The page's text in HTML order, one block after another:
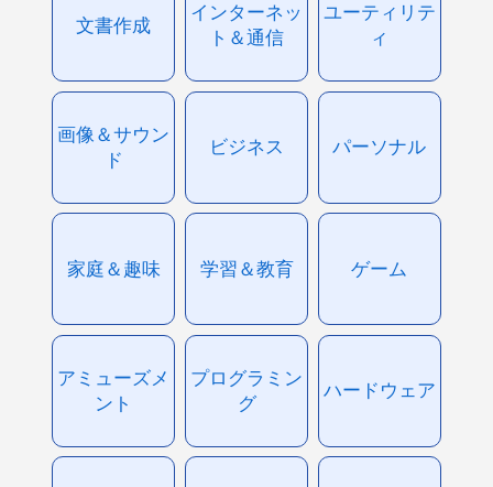
文書作成
インターネッ
ト＆通信
ユーティリテ
ィ
画像＆サウン
ド
ビジネス パーソナル
家庭＆趣味 学習＆教育 ゲーム
アミューズメ
ント
プログラミン
グ
ハードウェア